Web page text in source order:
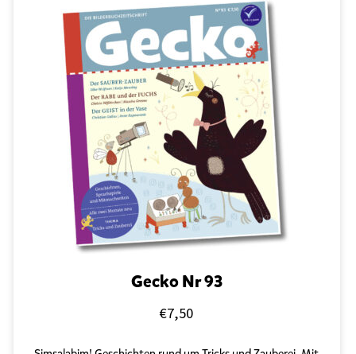
Gecko Nr 93
€7,50